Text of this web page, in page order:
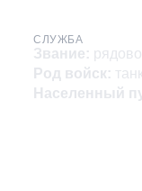
СЛУЖБА
Звание:
Род войск:
Населенный